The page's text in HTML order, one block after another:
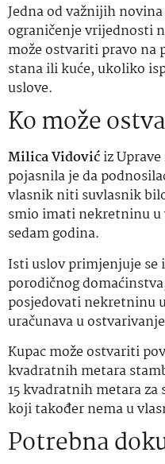
Jedna od važnijih
ograničenje vrijednosti
može ostvariti pravo na
stana ili kuće, ukoliko
uslove.
Ko može
Milica Vidovićiz
pojasnila je da
vlasnik niti suvlasnik
smio imati nekretninu
sedam godina.
Isti uslov primjenjuje se
porodičnog
posjedovati nekretninu
uračunava u
Kupac može ostvariti
kvadratnih metara
15 kvadratnih metara
koji također nema u
Potrebna